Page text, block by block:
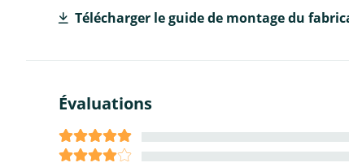
Télécharger le guide de montage du
Évaluations